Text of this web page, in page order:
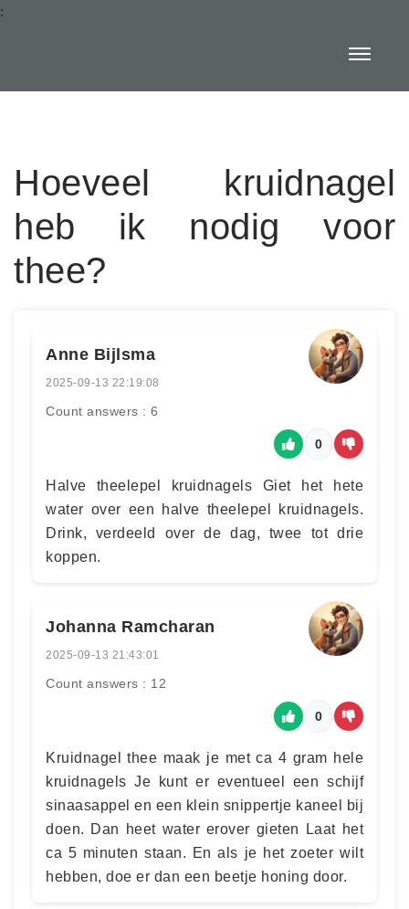
:
Hoeveel kruidnagel
heb ik nodig voor
thee?
Anne Bijlsma
2025-09-13 22:19:08
Count answers : 6
0
Halve theelepel kruidnagels Giet het hete
water over een halve theelepel kruidnagels.
Drink, verdeeld over de dag, twee tot drie
koppen.
Johanna Ramcharan
2025-09-13 21:43:01
Count answers : 12
0
Kruidnagel thee maak je met ca 4 gram hele
kruidnagels Je kunt er eventueel een schijf
sinaasappel en een klein snippertje kaneel bij
doen. Dan heet water erover gieten Laat het
ca 5 minuten staan. En als je het zoeter wilt
hebben, doe er dan een beetje honing door.